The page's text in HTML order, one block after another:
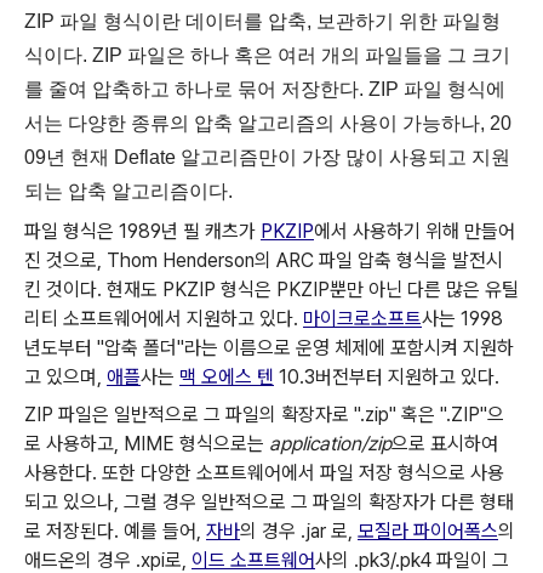
ZIP 파일 형식이란 데이터를 압축, 보관하기 위한 파일형
식이다. ZIP 파일은 하나 혹은 여러 개의 파일들을 그 크기
를 줄여 압축하고 하나로 묶어 저장한다. ZIP 파일 형식에
서는 다양한 종류의 압축 알고리즘의 사용이 가능하나, 20
09년 현재 Deflate 알고리즘만이 가장 많이 사용되고 지원
되는 압축 알고리즘이다.
파일 형식은 1989년 필 캐츠가 PKZIP에서 사용하기 위해 만들어
진 것으로, Thom Henderson의 ARC 파일 압축 형식을 발전시
킨 것이다. 현재도 PKZIP 형식은 PKZIP뿐만 아닌 다른 많은 유틸
리티 소프트웨어에서 지원하고 있다. 마이크로소프트사는 1998
년도부터 "압축 폴더"라는 이름으로 운영 체제에 포함시켜 지원하
고 있으며, 애플사는 맥 오에스 텐 10.3버전부터 지원하고 있다.
ZIP 파일은 일반적으로 그 파일의 확장자로 ".zip" 혹은 ".ZIP"으
로 사용하고, MIME 형식으로는 application/zip으로 표시하여
사용한다. 또한 다양한 소프트웨어에서 파일 저장 형식으로 사용
되고 있으나, 그럴 경우 일반적으로 그 파일의 확장자가 다른 형태
로 저장된다. 예를 들어, 자바의 경우 .jar 로, 모질라 파이어폭스의
애드온의 경우 .xpi로, 이드 소프트웨어사의 .pk3/.pk4 파일이 그